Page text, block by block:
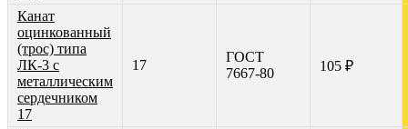
Канат
оцинкованный
(трос) типа
ЛК-3 с
металлическим
сердечником
17
17
ГОСТ
7667-80
105 ₽